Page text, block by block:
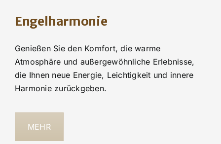
Engelharmonie
Genießen Sie den Komfort, die warme
Atmosphäre und außergewöhnliche Erlebnisse,
die Ihnen neue Energie, Leichtigkeit und innere
Harmonie zurückgeben.
MEHR